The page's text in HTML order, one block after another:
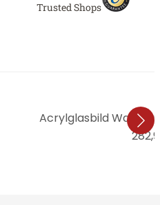
Trusted Shops
Acrylglasbild Way to